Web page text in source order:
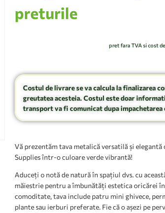
preturile
pret fara TVA si cost
Costul de livrare se va calcula la finalizarea
greutatea acesteia. Costul este doar
transport va fi comunicat dupa impachetarea
Vă prezentăm tava metalică versatilă și elegantă
Supplies într-o culoare verde vibrantă!
Aduceți o notă de natură în spațiul dvs. cu
măiestrie pentru a îmbunătăți estetica oricărei
comoditate, tava include patru mini ghivece,
plante sau ierburi preferate. Fie că o așezi pe